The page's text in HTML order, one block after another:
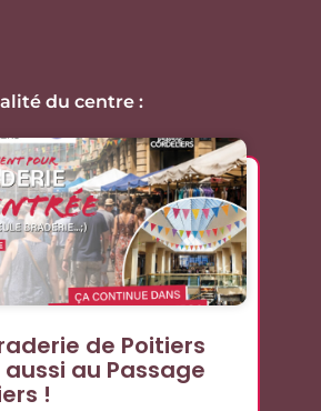
du centre :
de Poitiers
au Passage
!